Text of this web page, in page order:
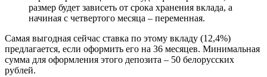
размер будет зависеть от срока хранения вклада, а
начиная с четвертого месяца – переменная.
Самая выгодная сейчас ставка по этому вкладу (12,4%)
предлагается, если оформить его на 36 месяцев. Минимальная
сумма для оформления этого депозита – 50 белорусских
рублей.